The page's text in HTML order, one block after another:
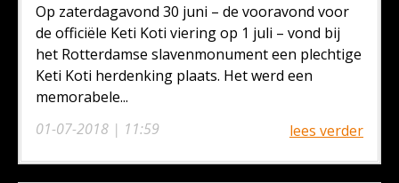
01-07-2018 | 11:59
Op zaterdagavond 30 juni – de vooravond voor
de officiële Keti Koti viering op 1 juli – vond bij
het Rotterdamse slavenmonument een plechtige
Keti Koti herdenking plaats. Het werd een
memorabele...
lees verder